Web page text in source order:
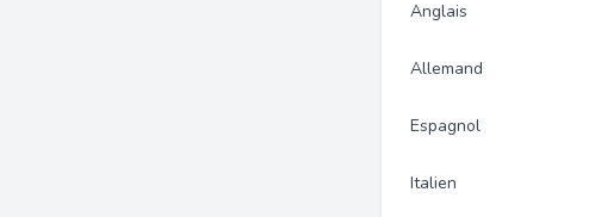
Anglais
Allemand
Espagnol
Italien